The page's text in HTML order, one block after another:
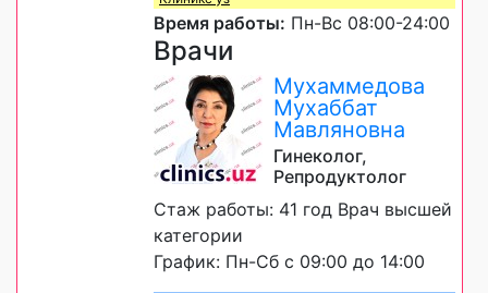
Время работы: Пн-Вс 08:00-24:00
Врачи
Мухаммедова
Мухаббат
Мавляновна
Гинеколог,
Репродуктолог
Стаж работы: 41 год Врач высшей
категории
График: Пн-Сб с 09:00 до 14:00